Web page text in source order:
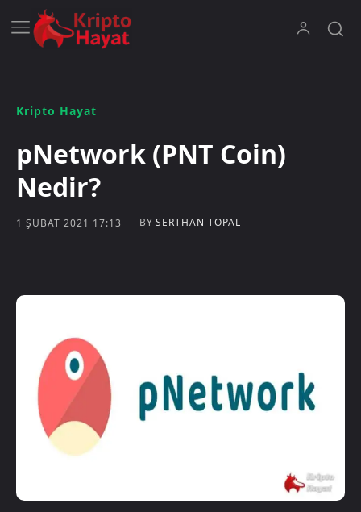
Kripto Hayat
pNetwork (PNT Coin)
Nedir?
1 ŞUBAT 2021 17:13 BY SERTHAN TOPAL